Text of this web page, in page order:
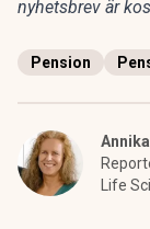
nyhetsbrev är
Pension
Life